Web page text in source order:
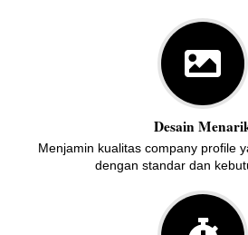
Desain
Menjamin kualitas company profile
dengan standar dan